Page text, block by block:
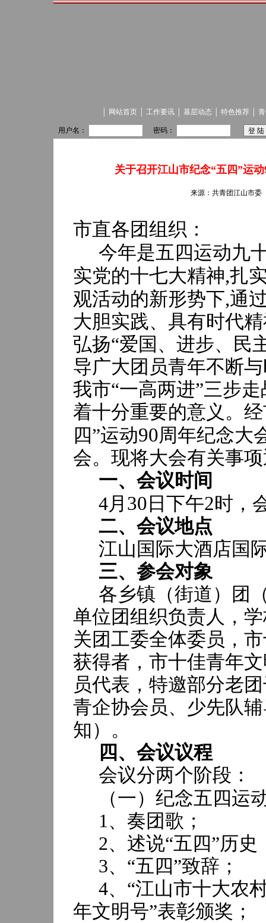
网站首页│ 工作要讯│ 基层动态 特色推荐│
用户名： 密码：
关于召开江山市纪念“五四”运
来源：共青团江山市
市直各团组织：
今年是五四运动九
实党的十七大精神,扎
观活动的新形势下,通
大胆实践、具有时代
弘扬“爱国、进步、民
导广大团员青年不断
我市“一高两进”三步
着十分重要的意义。
四”运动90周年纪念大
会。现将大会有关事
一、会议时间
4月 30 日下午2时，
二、会议地点
江山国际大酒店国
三、参会对象
各乡镇（街道）团
单位团组织负责人，
关团工委全体委员，
获得者，市十佳青年
员代表，特邀部分老
青企协会员、少先队
知） 。
四、会议议程
会议分两个阶段：
（一）纪念五四运
1、奏团歌；
2、述说“五四”历史
3、“五四”致辞；
4、“江山市十大农
年文明号”表彰颁奖；